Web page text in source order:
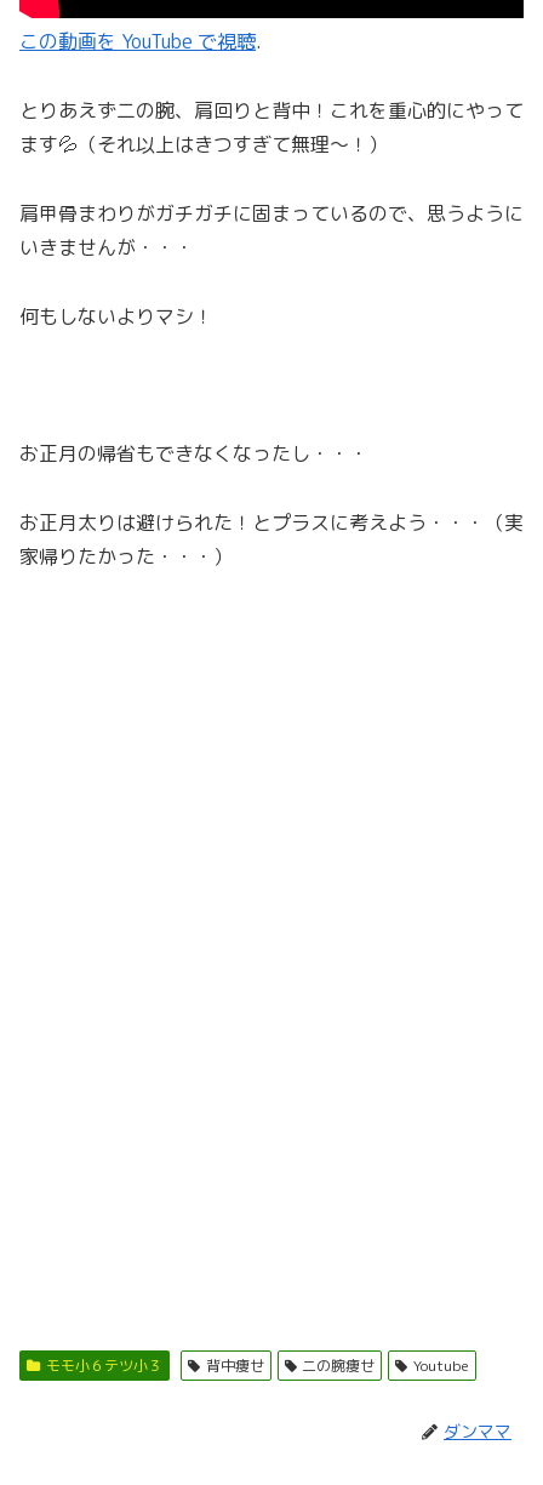
この動画を YouTube で視聴.
とりあえず二の腕、肩回りと背中！これを重心的にやって
ます💦（それ以上はきつすぎて無理～！）
肩甲骨まわりがガチガチに固まっているので、思うように
いきませんが・・・
何もしないよりマシ！
お正月の帰省もできなくなったし・・・
お正月太りは避けられた！とプラスに考えよう・・・（実
家帰りたかった・・・）
モモ小６テツ小３ 背中痩せ 二の腕痩せ Youtube
ダンママ